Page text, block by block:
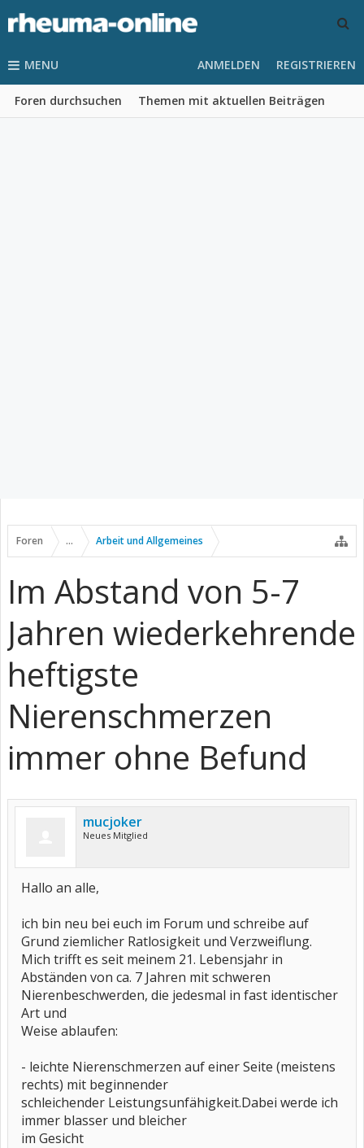
MENU
Foren durchsuchen Themen mit aktuellen Beiträgen
ANMELDEN REGISTRIEREN
Foren ... Arbeit und Allgemeines
Im Abstand von 5-7
Jahren wiederkehrende
heftigste
Nierenschmerzen
immer ohne Befund
mucjoker
Neues Mitglied
Hallo an alle,
ich bin neu bei euch im Forum und schreibe auf
Grund ziemlicher Ratlosigkeit und Verzweiflung.
Mich trifft es seit meinem 21. Lebensjahr in
Abständen von ca. 7 Jahren mit schweren
Nierenbeschwerden, die jedesmal in fast identischer
Art und
Weise ablaufen:
- leichte Nierenschmerzen auf einer Seite (meistens
rechts) mit beginnender
schleichender Leistungsunfähigkeit.Dabei werde ich
immer blasser und bleicher
im Gesicht